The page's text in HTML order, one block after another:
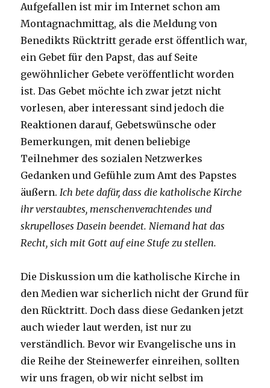
Aufgefallen ist mir im Internet schon am
Montagnachmittag, als die Meldung von
Benedikts Rücktritt gerade erst öffentlich war,
ein Gebet für den Papst, das auf Seite
gewöhnlicher Gebete veröffentlicht worden
ist. Das Gebet möchte ich zwar jetzt nicht
vorlesen, aber interessant sind jedoch die
Reaktionen darauf, Gebetswünsche oder
Bemerkungen, mit denen beliebige
Teilnehmer des sozialen Netzwerkes
Gedanken und Gefühle zum Amt des Papstes
äußern.Ich bete dafür, dass die katholische Kirche
ihr verstaubtes, menschenverachtendes und
skrupelloses Dasein beendet. Niemand hat das
Recht, sich mit Gott auf eine Stufe zu stellen.
Die Diskussion um die katholische Kirche in
den Medien war sicherlich nicht der Grund für
den Rücktritt. Doch dass diese Gedanken jetzt
auch wieder laut werden, ist nur zu
verständlich. Bevor wir Evangelische uns in
die Reihe der Steinewerfer einreihen, sollten
wir uns fragen, ob wir nicht selbst im